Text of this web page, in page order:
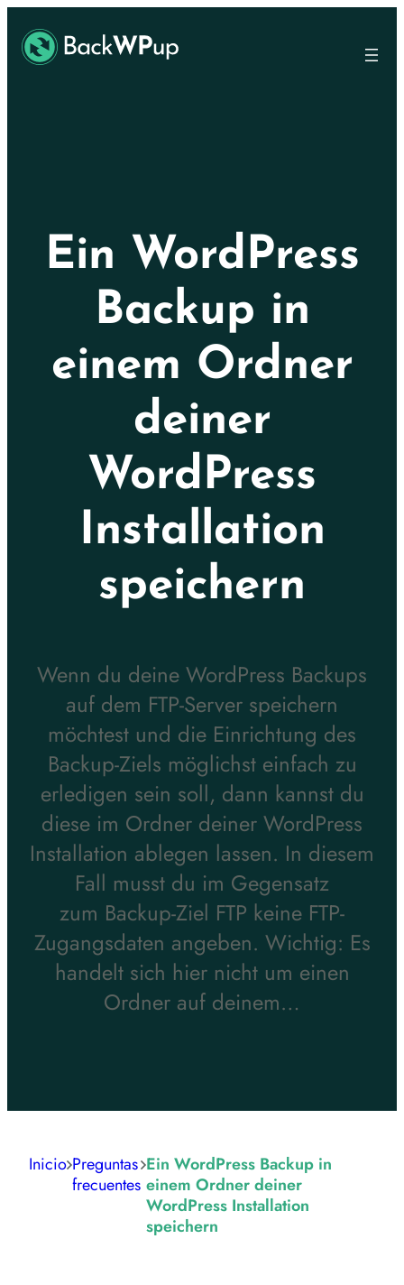
contenido
content
Ein WordPress
Backup in
einem Ordner
deiner
WordPress
Installation
speichern
Wenn du deine WordPress Backups
auf dem FTP-Server speichern
möchtest und die Einrichtung des
Backup-Ziels möglichst einfach zu
erledigen sein soll, dann kannst du
diese im Ordner deiner WordPress
Installation ablegen lassen. In diesem
Fall musst du im Gegensatz
zum Backup-Ziel FTP keine FTP-
Zugangsdaten angeben. Wichtig: Es
handelt sich hier nicht um einen
Ordner auf deinem…
Inicio Preguntas
frecuentes
Ein WordPress Backup in
einem Ordner deiner
WordPress Installation
speichern